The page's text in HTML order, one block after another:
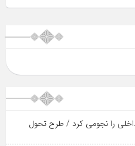
داخلی را نجومی کرد / طرح تحول